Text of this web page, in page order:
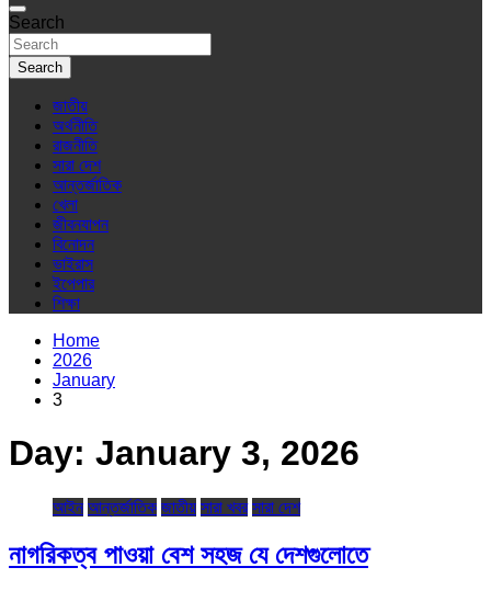
Search
Search
জাতীয়
অর্থনীতি
রাজনীতি
সারা দেশ
আন্তর্জাতিক
খেলা
জীবনযাপন
বিনোদন
ভাইরাস
ইপেপার
শিক্ষা
Home
2026
January
3
Day: January 3, 2026
আইন আন্তর্জাতিক জাতীয় সারা খবর সারা দেশ
নাগরিকত্ব পাওয়া বেশ সহজ যে দেশগুলোতে